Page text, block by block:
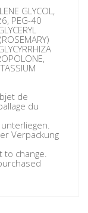
GLYCOL,
PEG-40
de
du
Verpackung
to change.